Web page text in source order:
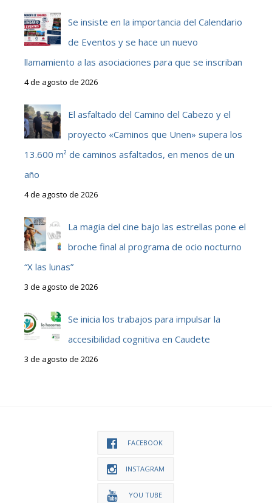
Se insiste en la importancia del Calendario
de Eventos y se hace un nuevo
llamamiento a las asociaciones para que se inscriban
4 de agosto de 2026
El asfaltado del Camino del Cabezo y el
proyecto «Caminos que Unen» supera los
13.600 m² de caminos asfaltados, en menos de un
año
4 de agosto de 2026
La magia del cine bajo las estrellas pone el
broche final al programa de ocio nocturno
“X las lunas”
3 de agosto de 2026
Se inicia los trabajos para impulsar la
accesibilidad cognitiva en Caudete
3 de agosto de 2026
FACEBOOK
INSTAGRAM
YOU TUBE